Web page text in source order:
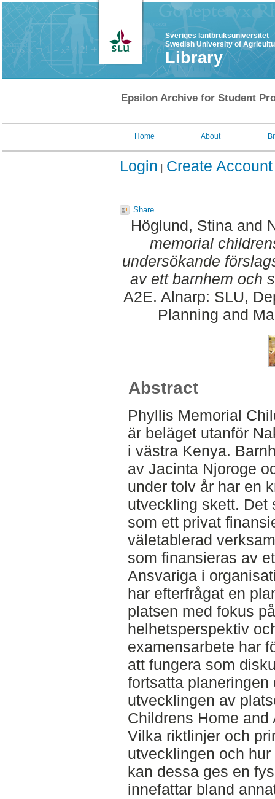
Sveriges lantbruksuniversitet
Swedish University of
Library
Epsilon Archive for Student
Home About
Login Create Account
Share
Höglund, Stina and
memorial
undersökande
av ett barnhem och
A2E. Alnarp: SLU,
Planning and
Abstract
Phyllis Memorial
är beläget utanför
i västra Kenya.
av Jacinta Njoroge
under tolv år har en
utveckling skett. Det
som ett privat
väletablerad
som finansieras av
Ansvariga i
har efterfrågat en
platsen med fokus på
helhetsperspektiv
examensarbete har
att fungera som
fortsatta planeringen
utvecklingen av
Childrens Home and
Vilka riktlinjer och
utvecklingen och hur
kan dessa ges en
innefattar bland